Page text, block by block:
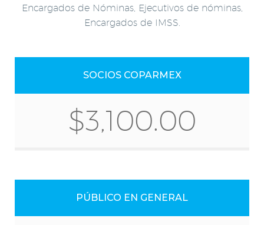
Encargados de Nóminas, Ejecutivos de nóminas,
Encargados de IMSS.
SOCIOS COPARMEX
$3,100.00
PÚBLICO EN GENERAL